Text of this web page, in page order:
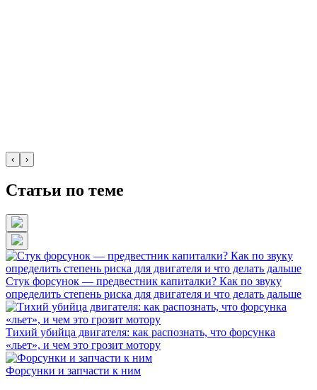
‹ ›
Статьи по теме
Стук форсунок — предвестник капиталки? Как по звуку
определить степень риска для двигателя и что делать дальше
Тихий убийца двигателя: как распознать, что форсунка
«льет», и чем это грозит мотору
Форсунки и запчасти к ним